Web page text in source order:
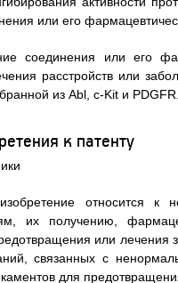
или его
соединения или его
расстройств или
из Abl, c-Kit и PDGFR.
к патенту
относится к
их получению,
или лечения
связанных с
для